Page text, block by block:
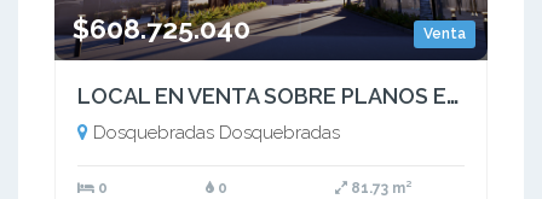
Venta
$608.725.040
LOCAL EN VENTA SOBRE PLANOS EN MALL, DOSQUEBRADAS  AV. FERROCARRIL
Dosquebradas Dosquebradas
0 0 81.73 m²